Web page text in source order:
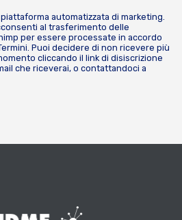
automatizzata di marketing.
al trasferimento delle
per essere processate in accordo
. Puoi decidere di non ricevere più
cliccando il link di disiscrizione
che riceverai, o contattandoci a